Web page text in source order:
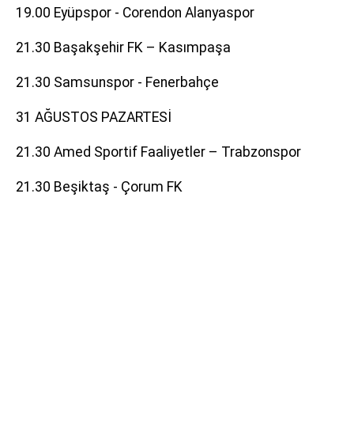
19.00 Eyüpspor - Corendon Alanyaspor
21.30 Başakşehir FK – Kasımpaşa
21.30 Samsunspor - Fenerbahçe
31 AĞUSTOS PAZARTESİ
21.30 Amed Sportif Faaliyetler – Trabzonspor
21.30 Beşiktaş - Çorum FK